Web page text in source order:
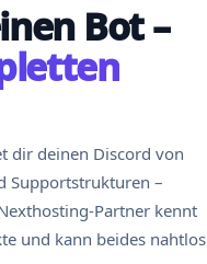
Bot –
dir deinen Discord von
Supportstrukturen –
Partner kennt
und kann beides nahtlos